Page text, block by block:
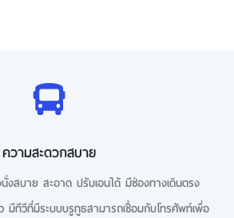
ความสะดวกสบาย
นั่งสบาย สะอาด ปรับเอนได้ มีช่องทางเดินตรง
มีทีวีที่มีระบบบรูทูธสามารถเชื่อมกับโทรศัพท์เพื่อ